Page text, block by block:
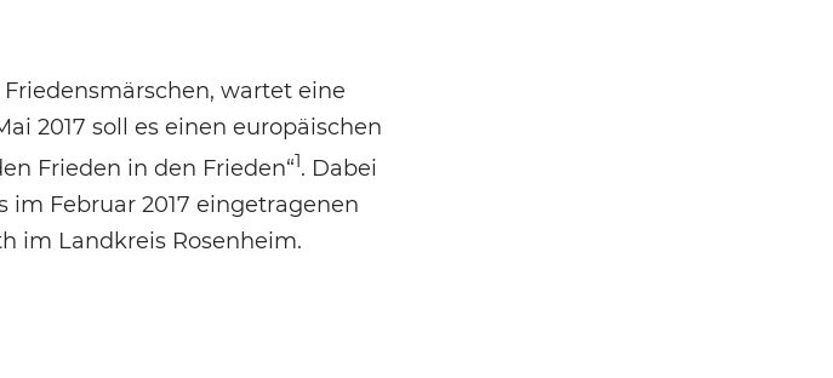
wartet eine
2017 soll es einen europäischen
Frieden in den Frieden“1. Dabei
im Februar 2017 eingetragenen
im Landkreis Rosenheim.